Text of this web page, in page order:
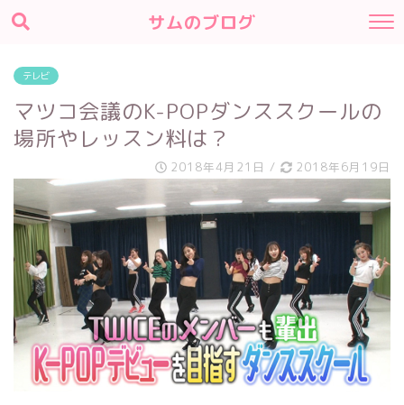
サムのブログ
テレビ
マツコ会議のK-POPダンススクールの
場所やレッスン料は？
2018年4月21日 / 2018年6月19日